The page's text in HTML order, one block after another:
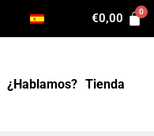
€0,00
¿Hablamos? Tienda